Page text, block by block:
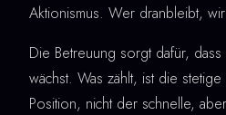
Aktionismus. Wer dranbleibt,
Die Betreuung sorgt dafür,
wächst. Was zählt, ist die
Position, nicht der schnelle,